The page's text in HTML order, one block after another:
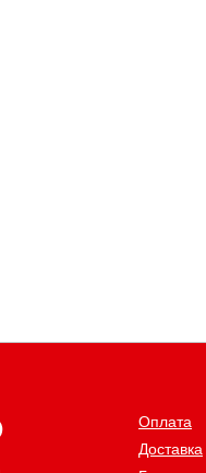
Оплата
Доставка